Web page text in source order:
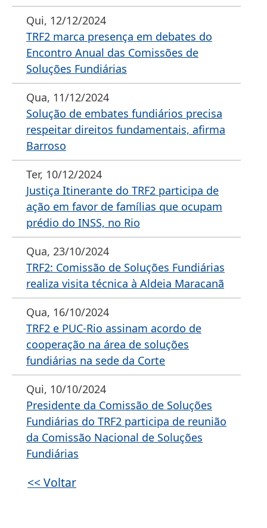
Qui, 12/12/2024
TRF2 marca presença em debates do
Encontro Anual das Comissões de
Soluções Fundiárias
Qua, 11/12/2024
Solução de embates fundiários precisa
respeitar direitos fundamentais, afirma
Barroso
Ter, 10/12/2024
Justiça Itinerante do TRF2 participa de
ação em favor de famílias que ocupam
prédio do INSS, no Rio
Qua, 23/10/2024
TRF2: Comissão de Soluções Fundiárias
realiza visita técnica à Aldeia Maracanã
Qua, 16/10/2024
TRF2 e PUC-Rio assinam acordo de
cooperação na área de soluções
fundiárias na sede da Corte
Qui, 10/10/2024
Presidente da Comissão de Soluções
Fundiárias do TRF2 participa de reunião
da Comissão Nacional de Soluções
Fundiárias
<< Voltar